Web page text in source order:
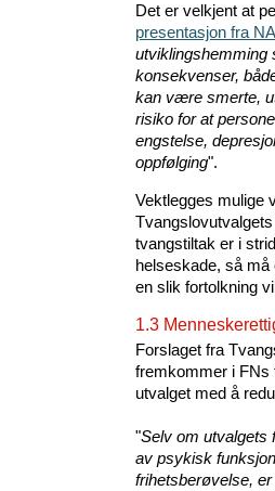
Det er velkjent at
presentasjon fra
utviklingshemming
konsekvenser,
kan være smerte,
risiko for at
engstelse,
oppfølging".
Vektlegges mulige
tvangstiltak er i
helseskade, så må
en slik fortolkning
1.3
Forslaget fra
fremkommer i FNs
utvalget med å
"Selv om utvalgets
av psykisk
frihetsberøvelse,